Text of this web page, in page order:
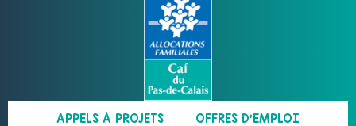
APPELS À PROJETS OFFRES D’EMPLOI